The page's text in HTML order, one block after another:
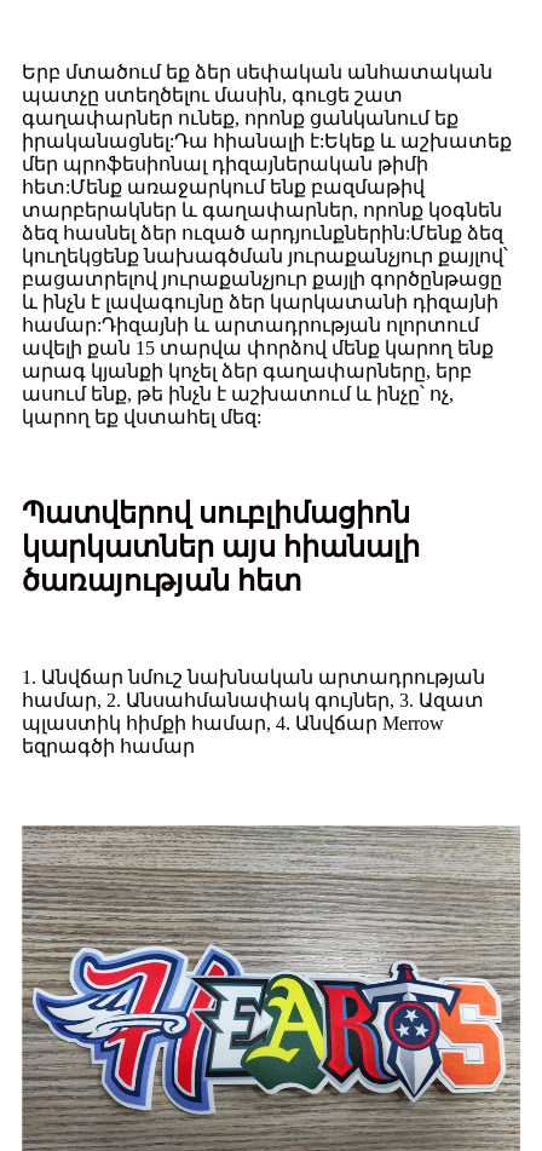
Երբ մտածում եք ձեր սեփական անհատական ​​
պատչը ստեղծելու մասին, գուցե շատ
գաղափարներ ունեք, որոնք ցանկանում եք
իրականացնել:Դա հիանալի է:Եկեք և աշխատեք
մեր պրոֆեսիոնալ դիզայներական թիմի
հետ:Մենք առաջարկում ենք բազմաթիվ
տարբերակներ և գաղափարներ, որոնք կօգնեն
ձեզ հասնել ձեր ուզած արդյունքներին:Մենք ձեզ
կուղեկցենք նախագծման յուրաքանչյուր քայլով՝
բացատրելով յուրաքանչյուր քայլի գործընթացը
և ինչն է լավագույնը ձեր կարկատանի դիզայնի
համար:Դիզայնի և արտադրության ոլորտում
ավելի քան 15 տարվա փորձով մենք կարող ենք
արագ կյանքի կոչել ձեր գաղափարները, երբ
ասում ենք, թե ինչն է աշխատում և ինչը՝ ոչ,
կարող եք վստահել մեզ:
Պատվերով սուբլիմացիոն
կարկատներ այս հիանալի
ծառայության հետ
1. Անվճար նմուշ նախնական արտադրության
համար, 2. Անսահմանափակ գույներ, 3. Ազատ
պլաստիկ հիմքի համար, 4. Անվճար Merrow
եզրագծի համար